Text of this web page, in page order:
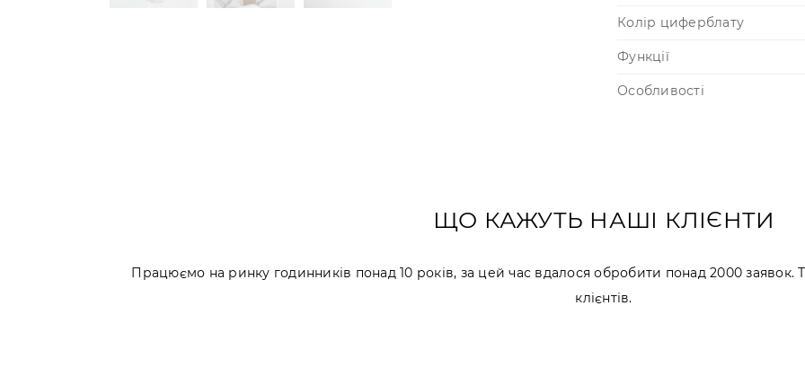
Колір циферблату
Функції
Особливості
ЩО КАЖУТЬ НАШІ КЛІЄНТИ
Працюємо на ринку годинників понад 10 років, за цей час вдалося обробити понад 2000 заявок.
клієнтів.